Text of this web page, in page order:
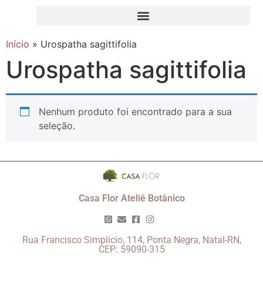
Início » Urospatha sagittifolia
Urospatha sagittifolia
Nenhum produto foi encontrado para a sua
seleção.
Casa Flor Ateliê Botânico
Rua Francisco Simplício, 114, Ponta Negra, Natal-RN,
CEP: 59090-315